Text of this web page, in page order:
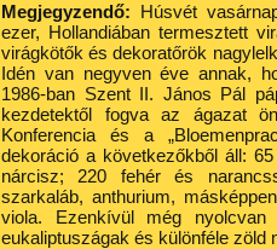
Megjegyzendő: Húsvét
ezer, Hollandiában termesztett
virágkötők és dekoratőrök
Idén van negyven éve annak,
1986-ban Szent II. János Pál
kezdetektől fogva az ágazat
Konferencia és a
dekoráció a következőkből áll:
nárcisz; 220 fehér és
szarkaláb, anthurium,
viola. Ezenkívül még
eukaliptuszágak és különféle zöld